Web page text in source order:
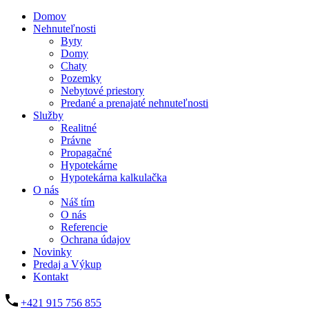
Domov
Nehnuteľnosti
Byty
Domy
Chaty
Pozemky
Nebytové priestory
Predané a prenajaté nehnuteľnosti
Služby
Realitné
Právne
Propagačné
Hypotekárne
Hypotekárna kalkulačka
O nás
Náš tím
O nás
Referencie
Ochrana údajov
Novinky
Predaj a Výkup
Kontakt
+421 915 756 855